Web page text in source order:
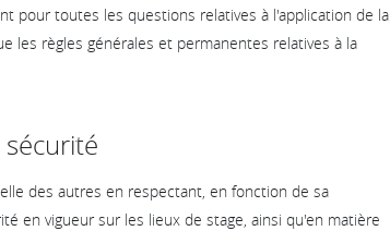
pour toutes les questions relatives à l'application de la
les règles générales et permanentes relatives à la
des autres en respectant, en fonction de sa
en vigueur sur les lieux de stage, ainsi qu'en matière